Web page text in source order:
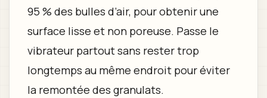
95 % des bulles d’air, pour obtenir une
surface lisse et non poreuse. Passe le
vibrateur partout sans rester trop
longtemps au même endroit pour éviter
la remontée des granulats.